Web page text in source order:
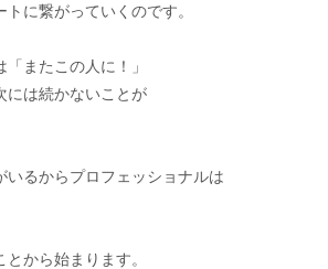
に繋がっていくのです。
またこの人に！」
には続かないことが
いるからプロフェッショナルは
から始まります。